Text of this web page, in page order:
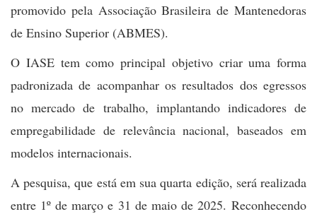
promovido pela Associação Brasileira de Mantenedoras
de Ensino Superior (ABMES).
O IASE tem como principal objetivo criar uma forma
padronizada de acompanhar os resultados dos egressos
no mercado de trabalho, implantando indicadores de
empregabilidade de relevância nacional, baseados em
modelos internacionais.
A pesquisa, que está em sua quarta edição, será realizada
entre 1º de março e 31 de maio de 2025. Reconhecendo